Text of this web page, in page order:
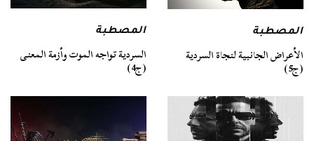
المصطبة
الأعراض الجانبية لنجاة السردية
(ج5)
المصطبة
السردية تواجه الموت وأزمة المعنى
(ج4)